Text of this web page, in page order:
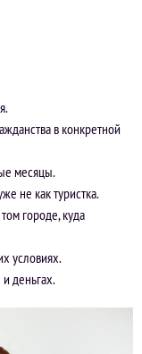
в конкретной
месяцы.
не как туристка.
городе, куда
условиях.
деньгах.